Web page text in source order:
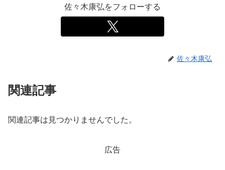
佐々木康弘をフォローする
佐々木康弘
関連記事
関連記事は見つかりませんでした。
広告